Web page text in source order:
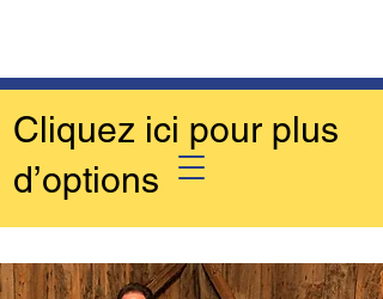
Cliquez ici pour plus
d’options